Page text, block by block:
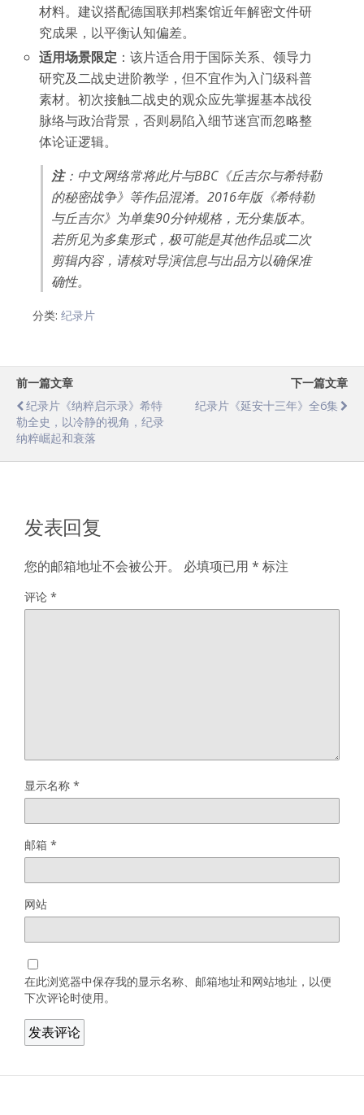
材料。建议搭配德国联邦档案馆近年解密文件研
究成果，以平衡认知偏差。
适用场景限定 ：该片适合用于国际关系、领导力
研究及二战史进阶教学，但不宜作为入门级科普
素材。初次接触二战史的观众应先掌握基本战役
脉络与政治背景，否则易陷入细节迷宫而忽略整
体论证逻辑。
注：中文网络常将此片与BBC《丘吉尔与希特勒
的秘密战争》等作品混淆。2016年版《希特勒
与丘吉尔》为单集90分钟规格，无分集版本。
若所见为多集形式，极可能是其他作品或二次
剪辑内容，请核对导演信息与出品方以确保准
确性。
分类: 纪录片
前一篇文章
纪录片《纳粹启示录》希特
勒全史，以冷静的视角，纪录
纳粹崛起和衰落
下一篇文章
纪录片《延安十三年》全6集
发表回复
您的邮箱地址不会被公开。 必填项已用 * 标注
评论 *
显示名称 *
邮箱 *
网站
在此浏览器中保存我的显示名称、邮箱地址和网站地址，以便
下次评论时使用。